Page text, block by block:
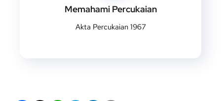
Memahami Percukaian
Akta Percukaian 1967